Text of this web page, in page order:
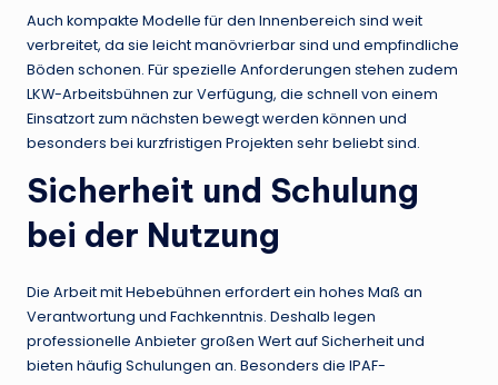
Auch kompakte Modelle für den Innenbereich sind weit
verbreitet, da sie leicht manövrierbar sind und empfindliche
Böden schonen. Für spezielle Anforderungen stehen zudem
LKW-Arbeitsbühnen zur Verfügung, die schnell von einem
Einsatzort zum nächsten bewegt werden können und
besonders bei kurzfristigen Projekten sehr beliebt sind.
Sicherheit und Schulung
bei der Nutzung
Die Arbeit mit Hebebühnen erfordert ein hohes Maß an
Verantwortung und Fachkenntnis. Deshalb legen
professionelle Anbieter großen Wert auf Sicherheit und
bieten häufig Schulungen an. Besonders die IPAF-